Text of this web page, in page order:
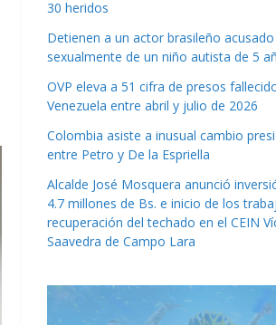
30 heridos
Detienen a un actor brasileño
sexualmente de un niño autista de 5
OVP eleva a 51 cifra de presos
Venezuela entre abril y julio de 2026
Colombia asiste a inusual cambio
entre Petro y De la Espriella
Alcalde José Mosquera anunció
4.7 millones de Bs. e inicio de los
recuperación del techado en el CEIN
Saavedra de Campo Lara